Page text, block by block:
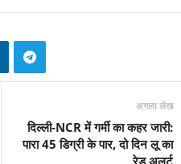
अगला लेख
दिल्ली-NCR में गर्मी का कहर जारी:
पारा 45 डिग्री के पार, दो दिन लू का